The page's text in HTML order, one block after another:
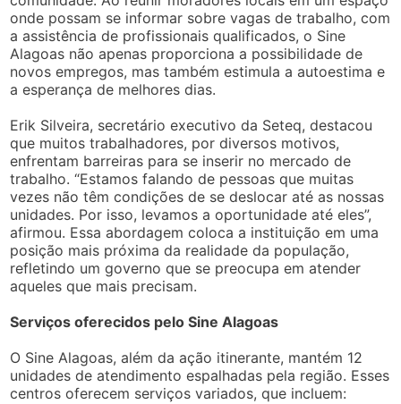
onde possam se informar sobre vagas de trabalho, com
a assistência de profissionais qualificados, o Sine
Alagoas não apenas proporciona a possibilidade de
novos empregos, mas também estimula a autoestima e
a esperança de melhores dias.
Erik Silveira, secretário executivo da Seteq, destacou
que muitos trabalhadores, por diversos motivos,
enfrentam barreiras para se inserir no mercado de
trabalho. “Estamos falando de pessoas que muitas
vezes não têm condições de se deslocar até as nossas
unidades. Por isso, levamos a oportunidade até eles”,
afirmou. Essa abordagem coloca a instituição em uma
posição mais próxima da realidade da população,
refletindo um governo que se preocupa em atender
aqueles que mais precisam.
Serviços oferecidos pelo Sine Alagoas
O Sine Alagoas, além da ação itinerante, mantém 12
unidades de atendimento espalhadas pela região. Esses
centros oferecem serviços variados, que incluem: